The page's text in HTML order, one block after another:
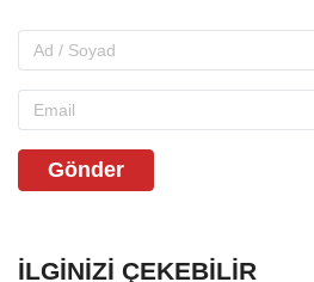
Gönder
İLGINIZI ÇEKEBILIR